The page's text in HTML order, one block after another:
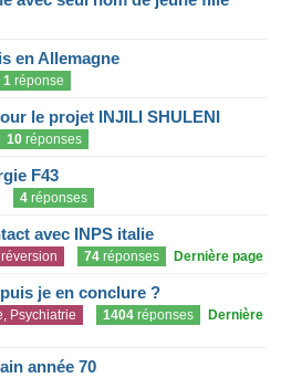
en Allemagne
1 réponse
le projet INJILI SHULENI
10 réponses
F43
4 réponses
avec INPS italie
74 réponses Dernière page
je en conclure ?
Psychiatrie 1404 réponses
Dernière
année 70